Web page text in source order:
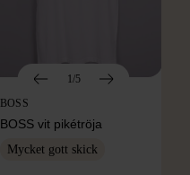
1/5
BOSS
BOSS vit pikétröja
Mycket gott skick